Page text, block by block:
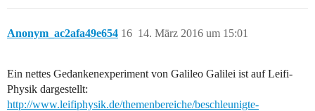
Anonym_ac2afa49e654 14. März 2016 um 15:01
16
Ein nettes Gedankenexperiment von Galileo Galilei ist auf Leifi-
Physik dargestellt:
http://www.leifiphysik.de/themenbereiche/beschleunigte-